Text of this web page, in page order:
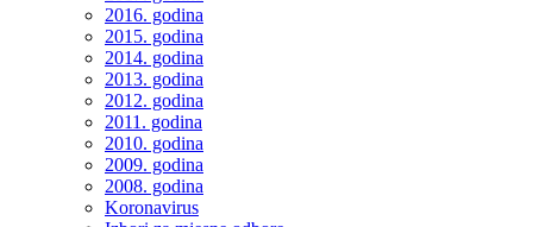
2016. godina
2015. godina
2014. godina
2013. godina
2012. godina
2011. godina
2010. godina
2009. godina
2008. godina
Koronavirus